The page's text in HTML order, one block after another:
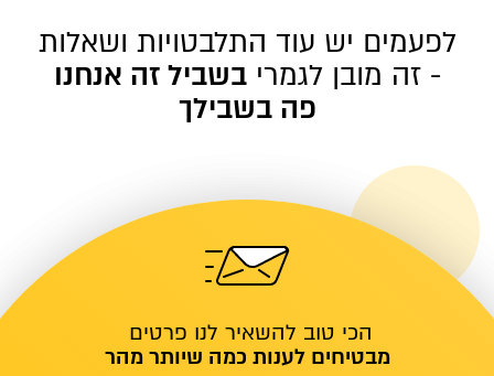
לפעמים יש עוד התלבטויות ושאלות
- זה מובן לגמרי בשביל זה אנחנו
פה בשבילך
הכי טוב להשאיר לנו פרטים
מבטיחים לענות כמה שיותר מהר